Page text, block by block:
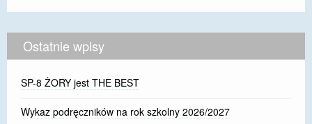
Ostatnie wpisy
SP-8 ŻORY jest THE BEST
Wykaz podręczników na rok szkolny 2026/2027